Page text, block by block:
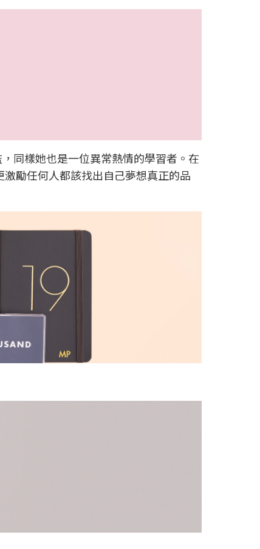
同樣她也是一位異常熱情的學習者。在
勵任何人都該找出自己夢想真正的品